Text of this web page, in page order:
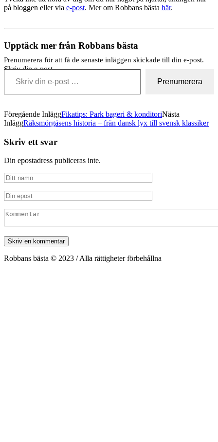
på bloggen eller via e-post. Mer om Robbans bästa här.
Upptäck mer från Robbans bästa
Prenumerera för att få de senaste inläggen skickade till din e-post.
Skriv din e-post …
Prenumerera
Föregående InläggFikatips: Park bageri & konditoriNästa
InläggRäksmörgåsens historia – från dansk lyx till svensk klassiker
Skriv ett svar
Din epostadress publiceras inte.
Robbans bästa © 2023 / Alla rättigheter förbehållna